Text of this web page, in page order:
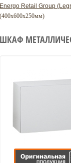
Energo Retail Group
(400x600x250мм)
ШКАФ